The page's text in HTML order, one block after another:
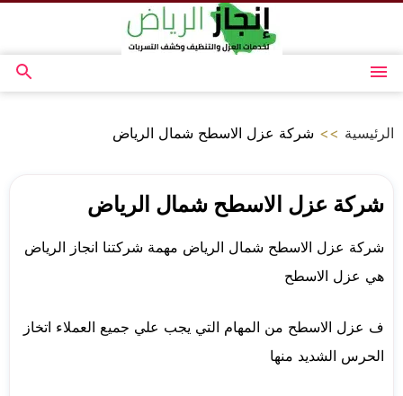
المحتوى
القائمة
بحث
الرئيسية >> شركة عزل الاسطح شمال الرياض
شركة عزل الاسطح شمال الرياض
شركة عزل الاسطح شمال الرياض مهمة شركتنا انجاز الرياض
هي عزل الاسطح
ف عزل الاسطح من المهام التي يجب علي جميع العملاء اتخاز
الحرس الشديد منها